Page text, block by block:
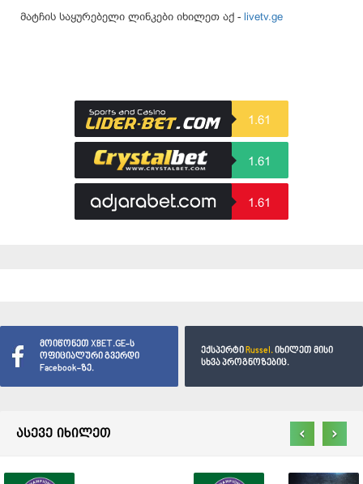
მატჩის საყურებელი ლინკები იხილეთ აქ - livetv.ge
1.61
1.61
1.61
მოიწონეთ XBET.GE-ს
ოფიციალური გვერდი
Facebook-ზე.
ექსპერტი Russel.იხილეთ მისი
სხვა პროგნოზებიც.
ასევე იხილეთ ‹ ›